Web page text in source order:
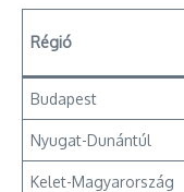
Régió
Budapest
Nyugat-Dunántúl
Kelet-Magyarország